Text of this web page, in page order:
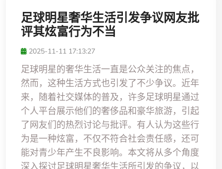
足球明星奢华生活引发争议网友批
评其炫富行为不当
2025-11-11 17:13:27
足球明星的奢华生活一直是公众关注的焦点，
然而，这种生活方式也引发了不少争议。近年
来，随着社交媒体的普及，许多足球明星通过
个人平台展示他们的奢侈品和豪华旅游，引起
了网友们的热烈讨论与批评。有人认为这些行
为是一种炫富，不仅不符合社会责任感，还可
能对青少年产生不良影响。本文将从多个角度
深入探讨足球明星奢华生活所引发的争议，以